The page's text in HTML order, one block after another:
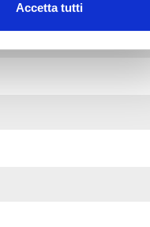
Accetta tutti